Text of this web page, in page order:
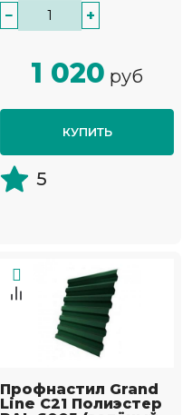
− +
1 020 руб
КУПИТЬ
5
Профнастил Grand
Line С21 Полиэстер